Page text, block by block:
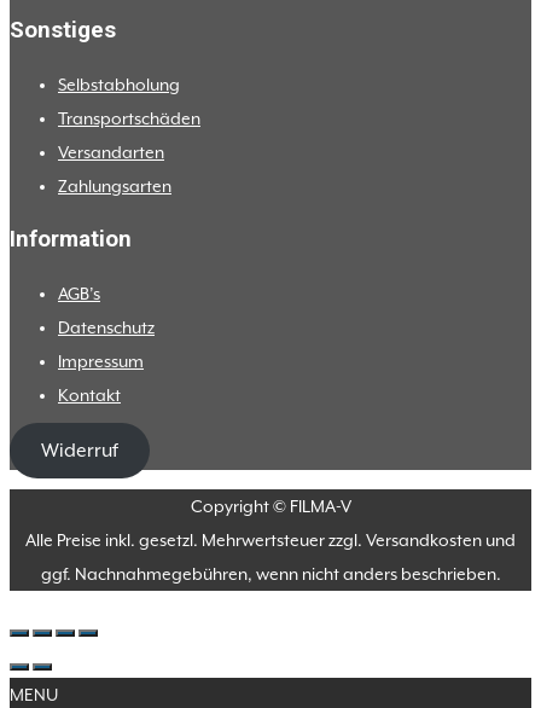
Sonstiges
Selbstabholung
Transportschäden
Versandarten
Zahlungsarten
Information
AGB’s
Datenschutz
Impressum
Kontakt
Widerruf
Copyright © FILMA-V
Alle Preise inkl. gesetzl. Mehrwertsteuer zzgl. Versandkosten und
ggf. Nachnahmegebühren, wenn nicht anders beschrieben.
MENU